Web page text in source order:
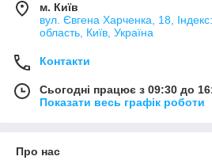
м. Київ
вул. Євгена Харченка, 18,
область, Київ, Україна
Контакти
Сьогодні працює з 09:30 до
Показати весь графік роботи
Про нас